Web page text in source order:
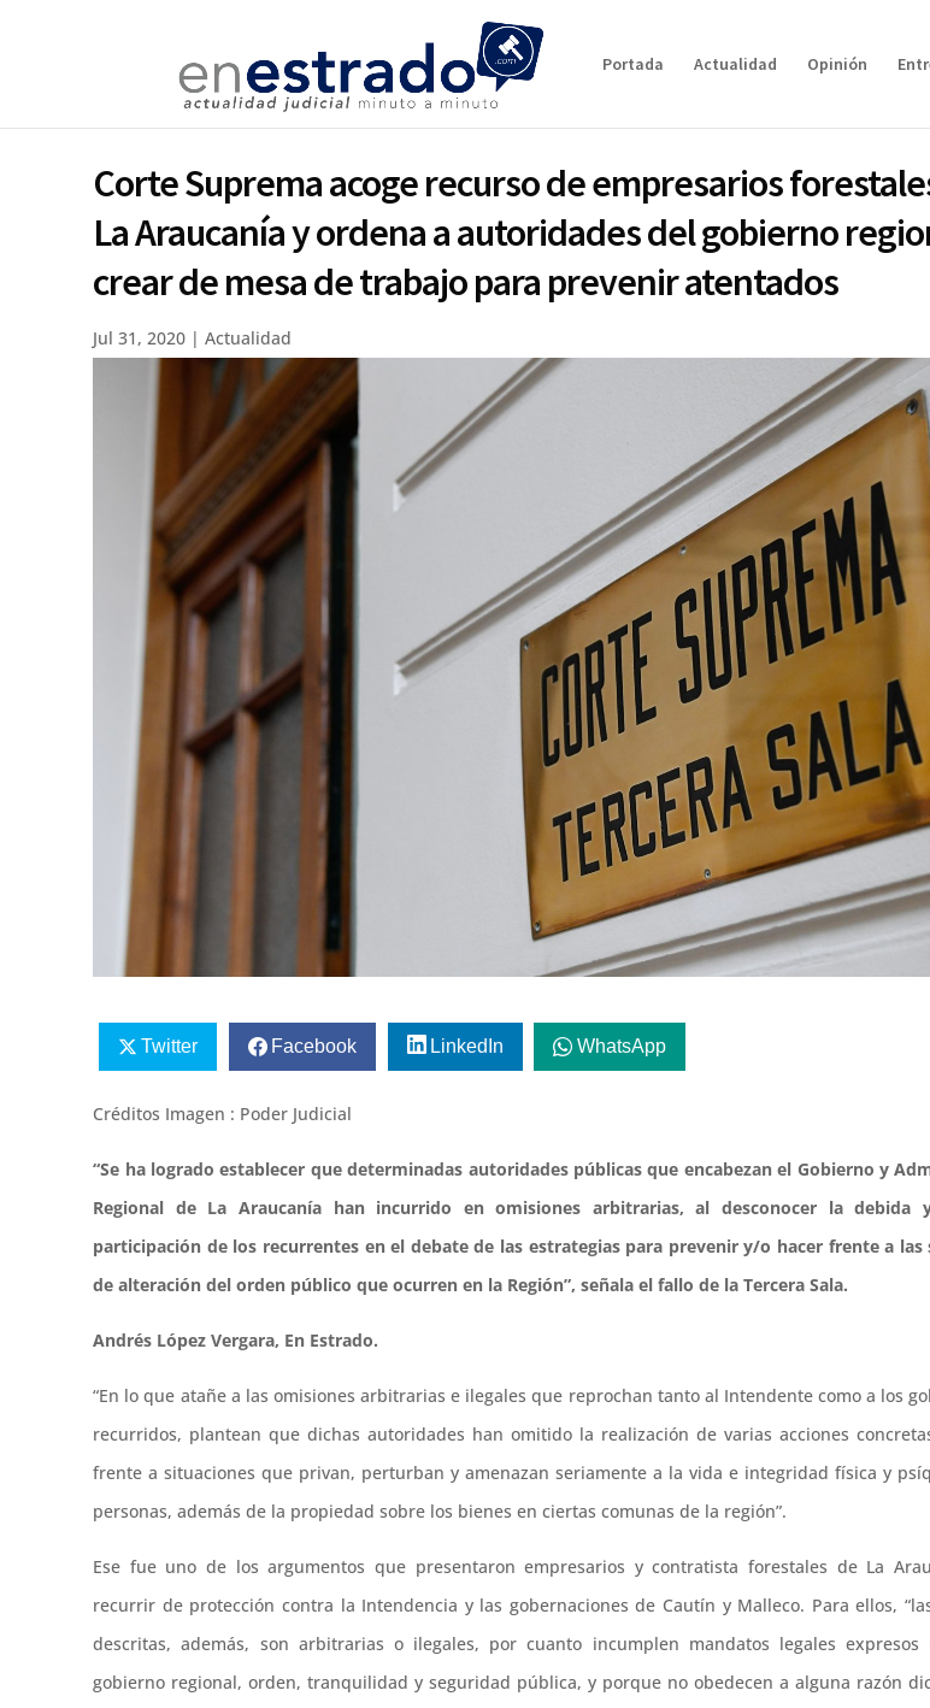
Portada Actualidad Opinión
Corte Suprema acoge recurso de empresarios
La Araucanía y ordena a autoridades del gobierno
crear de mesa de trabajo para prevenir atentados
Jul 31, 2020 |Actualidad
Twitter Facebook LinkedIn WhatsApp
Créditos Imagen : Poder Judicial
“Se ha logrado establecer que determinadas autoridades públicas que encabezan el Gobierno y
Regional de La Araucanía han incurrido en omisiones arbitrarias, al desconocer la debida
participación de los recurrentes en el debate de las estrategias para prevenir y/o hacer frente a las
de alteración del orden público que ocurren en la Región”, señala el fallo de la Tercera Sala.
Andrés López Vergara, En Estrado.
“En lo que atañe a las omisiones arbitrarias e ilegales que reprochan tanto al Intendente como a los
recurridos, plantean que dichas autoridades han omitido la realización de varias acciones
frente a situaciones que privan, perturban y amenazan seriamente a la vida e integridad física y
personas, además de la propiedad sobre los bienes en ciertas comunas de la región”.
Ese fue uno de los argumentos que presentaron empresarios y contratista forestales de La
recurrir de protección contra la Intendencia y las gobernaciones de Cautín y Malleco. Para ellos,
descritas, además, son arbitrarias o ilegales, por cuanto incumplen mandatos legales expresos
gobierno regional, orden, tranquilidad y seguridad pública, y porque no obedecen a alguna razón